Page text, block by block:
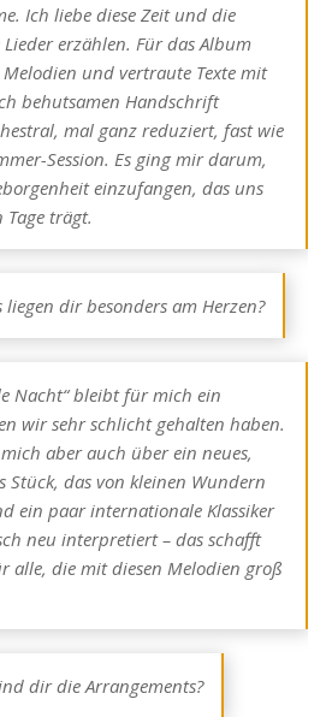
Ich liebe diese Zeit und die
erzählen. Für das Album
und vertraute Texte mit
behutsamen Handschrift
mal ganz reduziert, fast wie
Session. Es ging mir darum,
einzufangen, das uns
trägt.
liegen dir besonders am Herzen?
Nacht“ bleibt für mich ein
wir sehr schlicht gehalten haben.
aber auch über ein neues,
Stück, das von kleinen Wundern
ein paar internationale Klassiker
neu interpretiert – das schafft
alle, die mit diesen Melodien groß
dir die Arrangements?